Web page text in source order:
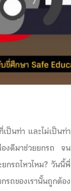
ป็นท่า และไม่เป็นท่า
งดีมาช่วยยกรถ จน
กรถไหวไหม? วันนี้พี่
ถของเรานั้นถูกต้อง